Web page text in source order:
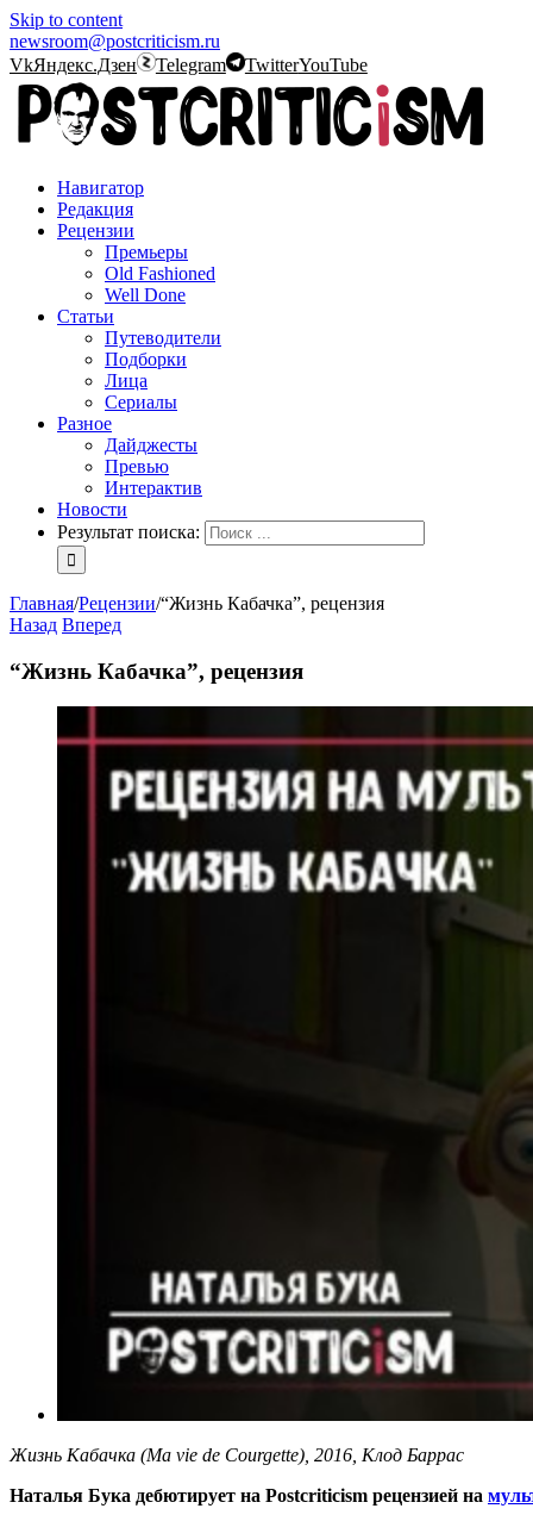
Skip to content
newsroom@postcriticism.ru
VkЯндекс.Дзен Telegram TwitterYouTube
Навигатор
Редакция
Рецензии
Премьеры
Old Fashioned
Well Done
Статьи
Путеводители
Подборки
Лица
Сериалы
Разное
Дайджесты
Превью
Интерактив
Новости
Результат поиска:
Главная/Рецензии/“Жизнь Кабачка”, рецензия
Назад Вперед
“Жизнь Кабачка”, рецензия
Жизнь Кабачка (Ma vie de Courgette), 2016, Клод Баррас
Наталья Бука дебютирует на Postcriticism рецензией на